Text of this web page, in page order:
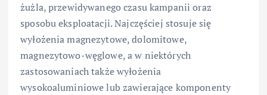
żużla, przewidywanego czasu kampanii oraz
sposobu eksploatacji. Najczęściej stosuje się
wyłożenia magnezytowe, dolomitowe,
magnezytowo-węglowe, a w niektórych
zastosowaniach także wyłożenia
wysokoaluminiowe lub zawierające komponenty